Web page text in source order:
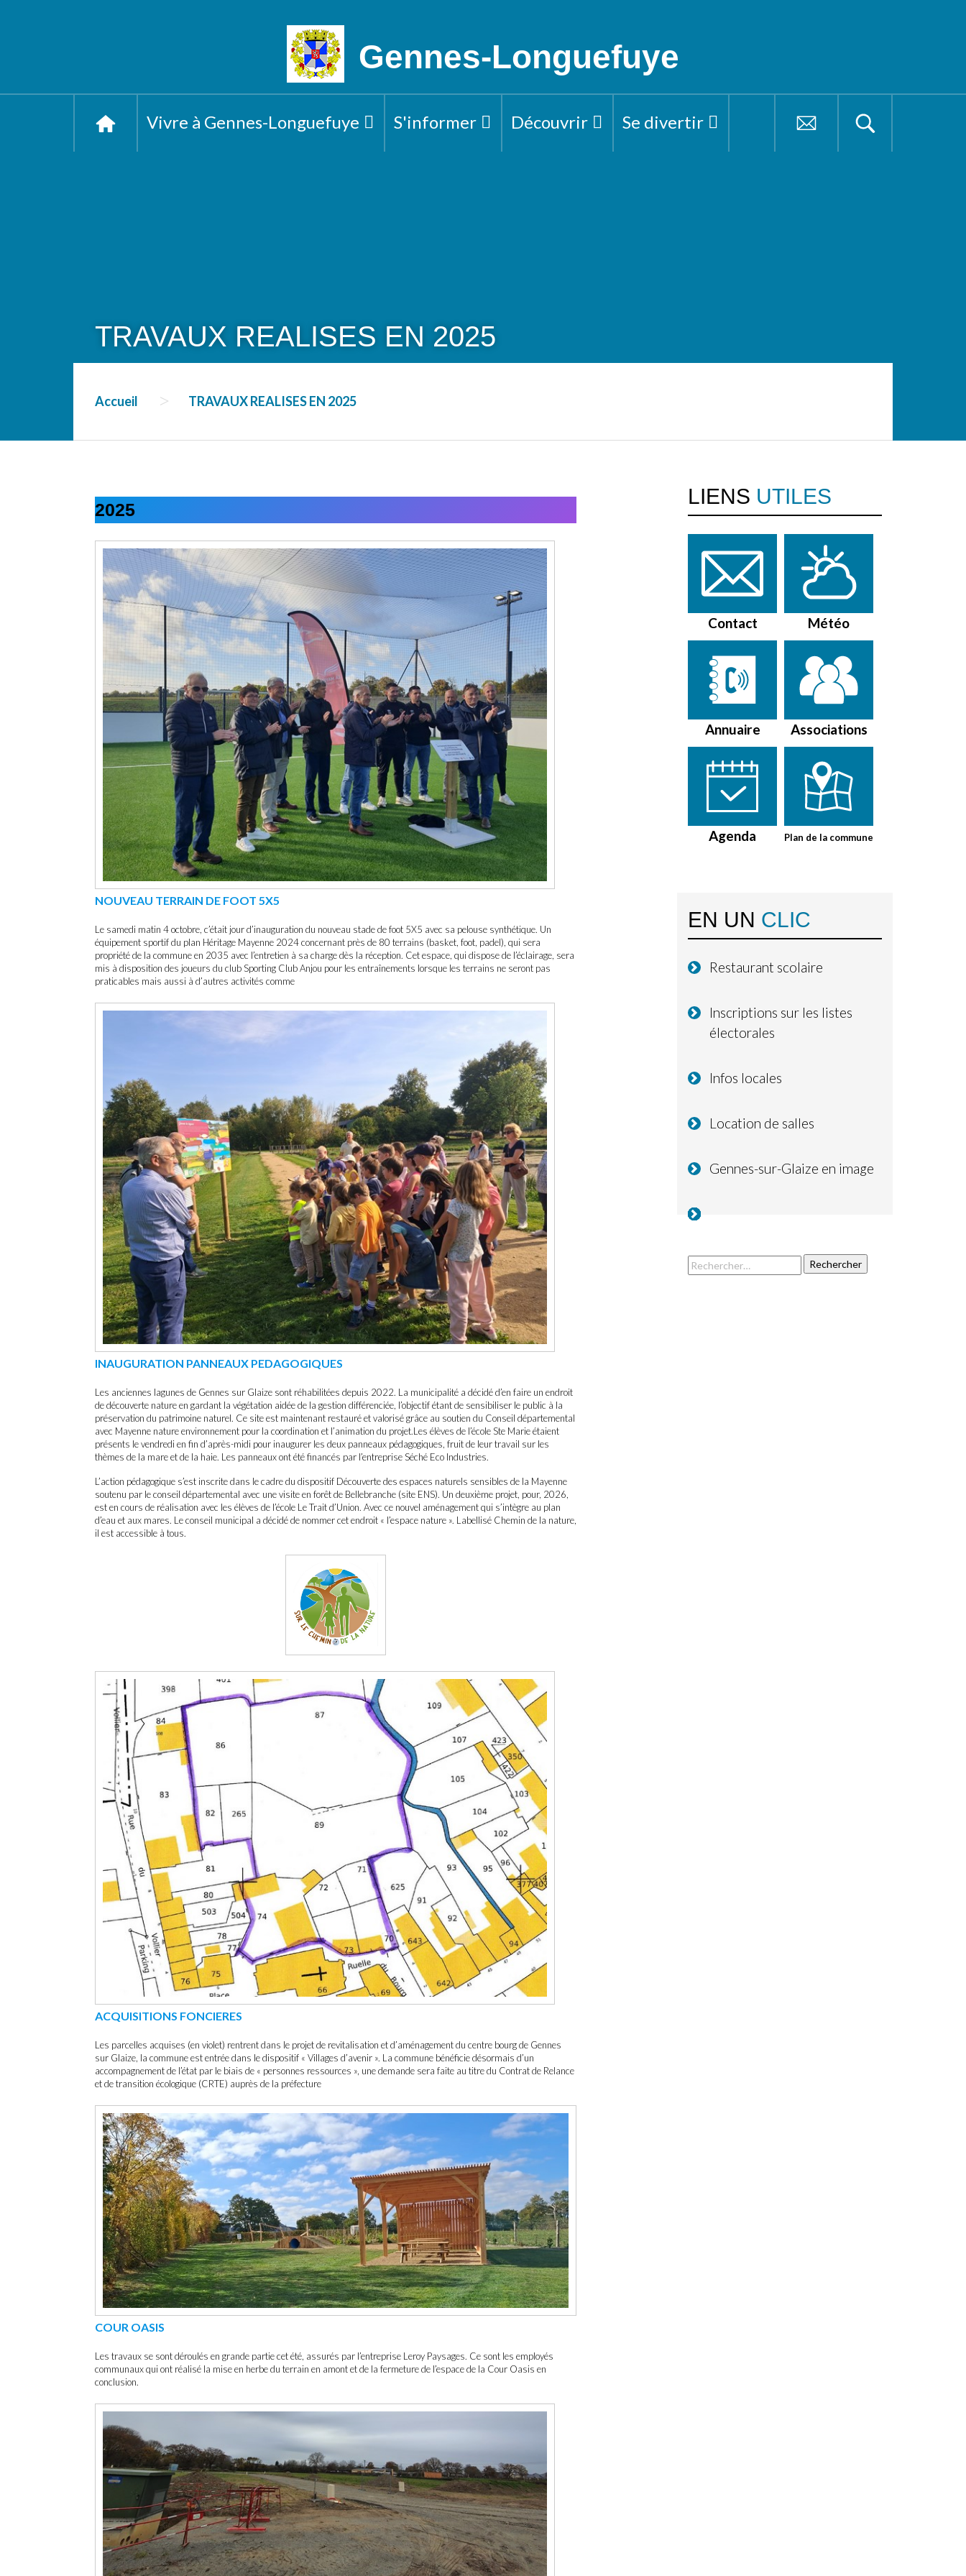
Gennes-Longuefuye
Vivre à Gennes-Longuefuye S'informer Découvrir Se divertir
TRAVAUX REALISES EN 2025
Accueil TRAVAUX REALISES EN 2025
2025
NOUVEAU TERRAIN DE FOOT 5X5
Le samedi matin 4 octobre, c’était jour d’inauguration du nouveau stade de foot 5X5 avec sa pelouse synthétique. Un
équipement sportif du plan Héritage Mayenne 2024 concernant près de 80 terrains (basket, foot, padel), qui sera
propriété de la commune en 2035 avec l’entretien à sa charge dès la réception. Cet espace, qui dispose de l’éclairage, sera
mis à disposition des joueurs du club Sporting Club Anjou pour les entraînements lorsque les terrains ne seront pas
praticables mais aussi à d’autres activités comme
INAUGURATION PANNEAUX PEDAGOGIQUES
Les anciennes lagunes de Gennes sur Glaize sont réhabilitées depuis 2022. La municipalité a décidé d’en faire un endroit
de découverte nature en gardant la végétation aidée de la gestion différenciée, l’objectif étant de sensibiliser le public à la
préservation du patrimoine naturel. Ce site est maintenant restauré et valorisé grâce au soutien du Conseil départemental
avec Mayenne nature environnement pour la coordination et l’animation du projet.Les élèves de l’école Ste Marie étaient
présents le vendredi en fin d’après-midi pour inaugurer les deux panneaux pédagogiques, fruit de leur travail sur les
thèmes de la mare et de la haie. Les panneaux ont été financés par l’entreprise Séché Eco Industries.
L’action pédagogique s’est inscrite dans le cadre du dispositif Découverte des espaces naturels sensibles de la Mayenne
soutenu par le conseil départemental avec une visite en forêt de Bellebranche (site ENS). Un deuxième projet, pour, 2026,
est en cours de réalisation avec les élèves de l’école Le Trait d’Union. Avec ce nouvel aménagement qui s’intègre au plan
d’eau et aux mares. Le conseil municipal a décidé de nommer cet endroit « l’espace nature ». Labellisé Chemin de la nature,
il est accessible à tous.
ACQUISITIONS FONCIERES
Les parcelles acquises (en violet) rentrent dans le projet de revitalisation et d’aménagement du centre bourg de Gennes
sur Glaize, la commune est entrée dans le dispositif « Villages d’avenir ». La commune bénéficie désormais d’un
accompagnement de l’état par le biais de « personnes ressources », une demande sera faite au titre du Contrat de Relance
et de transition écologique (CRTE) auprès de la préfecture
COUR OASIS
Les travaux se sont déroulés en grande partie cet été, assurés par l’entreprise Leroy Paysages. Ce sont les employés
communaux qui ont réalisé la mise en herbe du terrain en amont et de la fermeture de l’espace de la Cour Oasis en
conclusion.
LIENS UTILES
Contact Météo
Annuaire Associations
Agenda Plan de la commune
EN UN CLIC
Restaurant scolaire
Inscriptions sur les listes
électorales
Infos locales
Location de salles
Gennes-sur-Glaize en image